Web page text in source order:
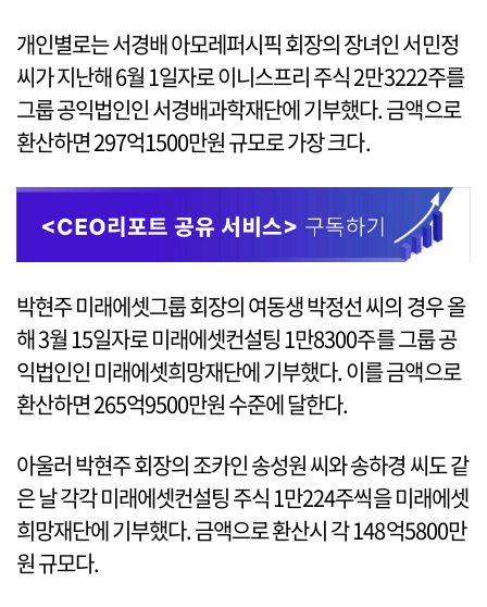
개인별로는 서경배 아모레퍼시픽 회장의 장녀인 서민정
씨가 지난해 6월 1일자로 이니스프리 주식 2만3222주를
그룹 공익법인인 서경배과학재단에 기부했다. 금액으로
환산하면 297억1500만원 규모로 가장 크다.
박현주 미래에셋그룹 회장의 여동생 박정선 씨의 경우 올
해 3월 15일자로 미래에셋컨설팅 1만8300주를 그룹 공
익법인인 미래에셋희망재단에 기부했다. 이를 금액으로
환산하면 265억9500만원 수준에 달한다.
아울러 박현주 회장의 조카인 송성원 씨와 송하경 씨도 같
은 날 각각 미래에셋컨설팅 주식 1만224주씩을 미래에셋
희망재단에 기부했다. 금액으로 환산시 각 148억5800만
원 규모다.